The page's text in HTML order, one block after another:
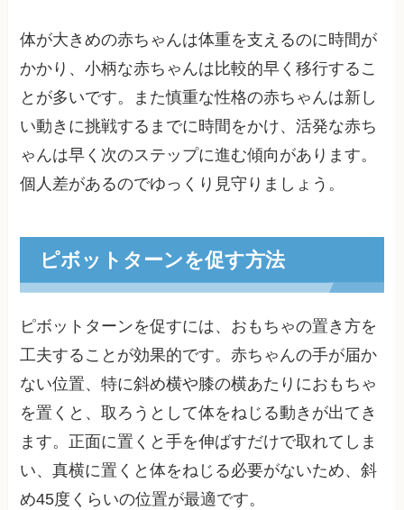
体が大きめの赤ちゃんは体重を支えるのに時間が
かかり、小柄な赤ちゃんは比較的早く移行するこ
とが多いです。また慎重な性格の赤ちゃんは新し
い動きに挑戦するまでに時間をかけ、活発な赤ち
ゃんは早く次のステップに進む傾向があります。
個人差があるのでゆっくり見守りましょう。
ピボットターンを促す方法
ピボットターンを促すには、おもちゃの置き方を
工夫することが効果的です。赤ちゃんの手が届か
ない位置、特に斜め横や膝の横あたりにおもちゃ
を置くと、取ろうとして体をねじる動きが出てき
ます。正面に置くと手を伸ばすだけで取れてしま
い、真横に置くと体をねじる必要がないため、斜
め45度くらいの位置が最適です。